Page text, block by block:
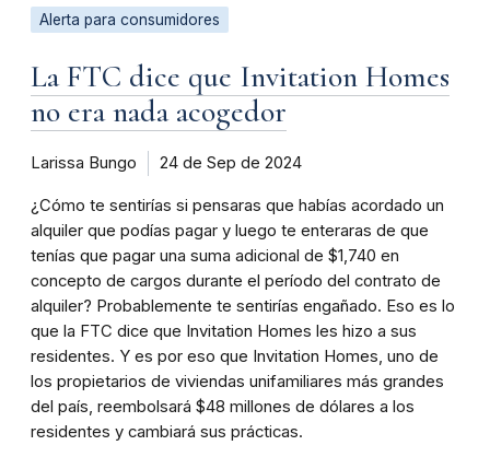
Alerta para consumidores
La FTC dice que Invitation Homes
no era nada acogedor
Larissa Bungo 24 de Sep de 2024
¿Cómo te sentirías si pensaras que habías acordado un
alquiler que podías pagar y luego te enteraras de que
tenías que pagar una suma adicional de $1,740 en
concepto de cargos durante el período del contrato de
alquiler? Probablemente te sentirías engañado. Eso es lo
que la FTC dice que Invitation Homes les hizo a sus
residentes. Y es por eso que Invitation Homes, uno de
los propietarios de viviendas unifamiliares más grandes
del país, reembolsará $48 millones de dólares a los
residentes y cambiará sus prácticas.